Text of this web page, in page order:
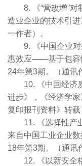
8. 《“营改增”
造业企业的技术引
一作者）。
9. 《中国企业
惠效应——基于包容
24年第3期。（通讯
10. 《中国经济
进步》，《经济学
复印报刊资料》转载
11. 《选择性
来自中国工业企业
18年第3期。（通讯
12. 《以新安